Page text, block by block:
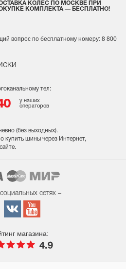
тел:
у наших
операторов
(без выходных).
купить шины через Интернет,
КОЛЕС ПО МОСКВЕ ПРИ
КОМПЛЕКТА — БЕСПЛАТНО!
вопрос по бесплатному номеру: 8 800
сетях –
магазина:
4.9